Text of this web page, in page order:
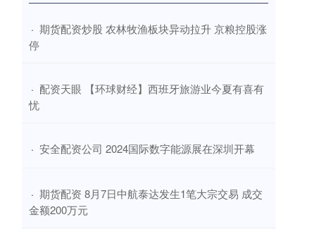
· ​期货配资炒股 农林牧渔板块异动拉升 京粮控股涨
停
· ​配资天眼 【环球财经】西班牙旅游业今夏有喜有
忧
· ​安全配资公司 2024国际数字能源展在深圳开幕
· ​期货配资 8月7日中航泰达发生1笔大宗交易 成交
金额200万元